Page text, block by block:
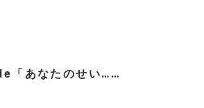
あなたのせい……